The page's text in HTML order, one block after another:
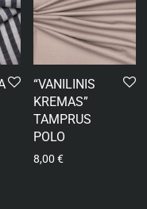
“VANILINIS
KREMAS”
TAMPRUS
POLO
8,00 €